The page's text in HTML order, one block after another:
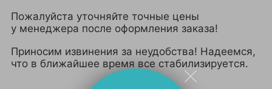
Пожалуйста уточняйте точные цены
у менеджера после оформления заказа!
Приносим извинения за неудобства! Надеемся,
что в ближайшее время все стабилизируется.